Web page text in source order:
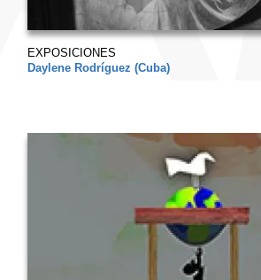
EXPOSICIONES
Daylene Rodríguez (Cuba)